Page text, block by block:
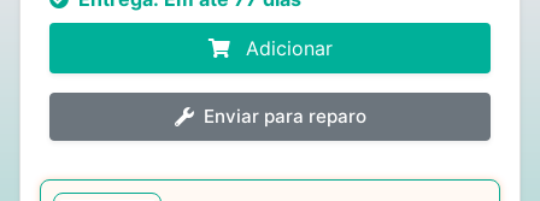
Adicionar
Enviar para reparo